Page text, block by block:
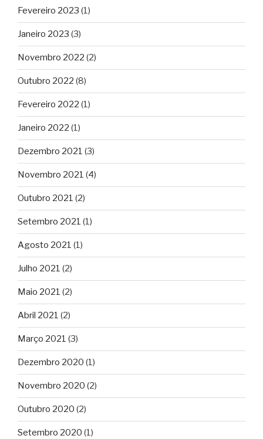
Fevereiro 2023 (1)
Janeiro 2023 (3)
Novembro 2022 (2)
Outubro 2022 (8)
Fevereiro 2022 (1)
Janeiro 2022 (1)
Dezembro 2021 (3)
Novembro 2021 (4)
Outubro 2021 (2)
Setembro 2021 (1)
Agosto 2021 (1)
Julho 2021 (2)
Maio 2021 (2)
Abril 2021 (2)
Março 2021 (3)
Dezembro 2020 (1)
Novembro 2020 (2)
Outubro 2020 (2)
Setembro 2020 (1)